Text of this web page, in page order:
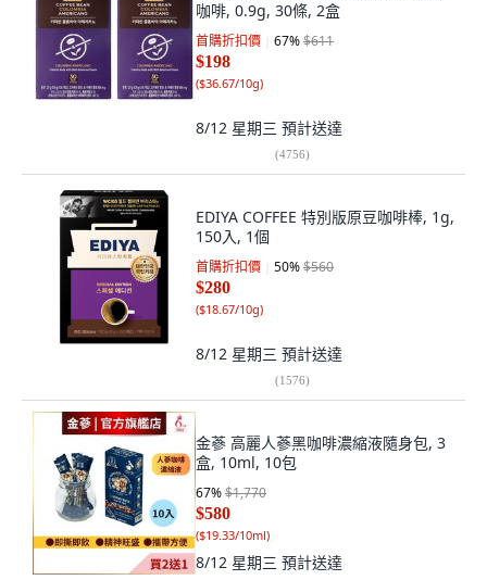
咖啡, 0.9g, 30條, 2盒
首購折扣價 67%$611
$198
($36.67/10g)
8/12 星期三 預計送達
(4756)
EDIYA COFFEE 特別版原豆咖啡棒, 1g,
150入, 1個
首購折扣價 50%$560
$280
($18.67/10g)
8/12 星期三 預計送達
(1576)
金蔘 高麗人蔘黑咖啡濃縮液隨身包, 3
盒, 10ml, 10包
67%$1,770
$580
($19.33/10ml)
8/12 星期三 預計送達